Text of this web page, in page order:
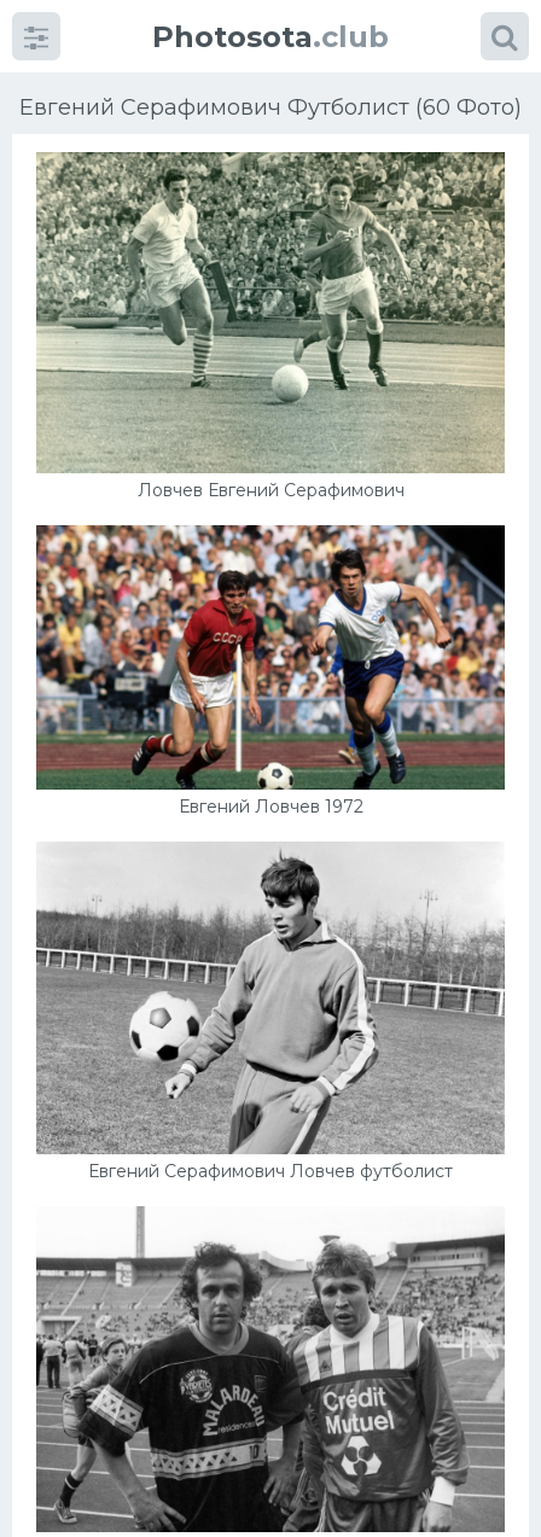
Photosota.club
Евгений Серафимович Футболист (60 Фото)
Ловчев Евгений Серафимович
Евгений Ловчев 1972
Евгений Серафимович Ловчев футболист
КатегорииФото
Еще картинки...
Футбол
Баскетбол
Велогонки
Конькобежный спорт
Тренажеры
Интерьер квартиры